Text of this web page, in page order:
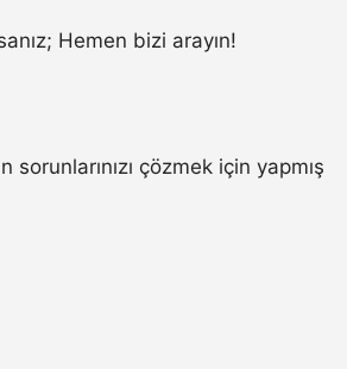
Hemen bizi arayın!
çözmek için yapmış